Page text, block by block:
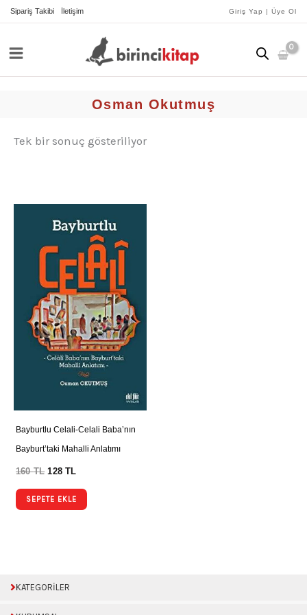
İçeriğe
Sipariş Takibi İletişim Giriş Yap | Üye Ol
Osman Okutmuş
Tek bir sonuç gösteriliyor
Bayburtlu Celali-Celali Baba’nın
Bayburt’taki Mahalli Anlatımı
160TL 128TL
SEPETE EKLE
KATEGORİLER